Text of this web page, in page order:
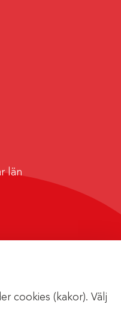
cookies (kakor). Välj
län